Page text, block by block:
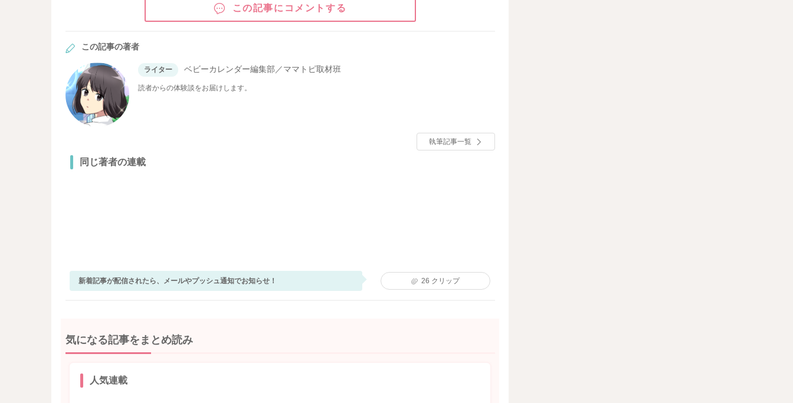
この記事にコメントする
この記事の著者
ライター ベビーカレンダー編集部／ママトピ取材班
読者からの体験談をお届けします。
執筆記事一覧
同じ著者の連載
新着記事が配信されたら、メールやプッシュ通知でお知らせ！ 26 クリップ
気になる記事をまとめ読み
人気連載